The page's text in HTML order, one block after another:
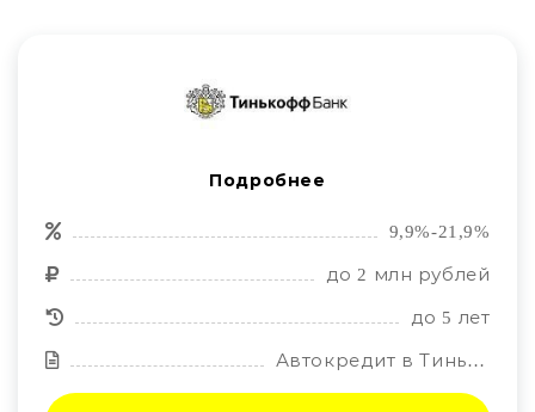
Подробнее
9,9%-21,9%
до 2 млн рублей
до 5 лет
Автокредит в Тинькофф